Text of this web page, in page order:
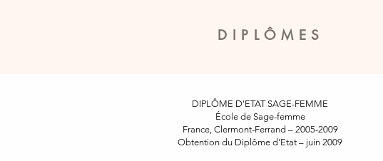
DIPLÔMES
DIPLÔME D'ETAT SAGE-FEMME
École de Sage-femme
France, Clermont-Ferrand – 2005-2009
Obtention du Diplôme d’Etat – juin 2009